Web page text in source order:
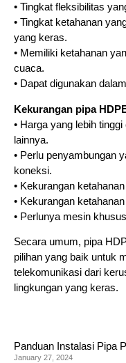
• Tingkat fleksibilitas
• Tingkat ketahanan
yang keras.
• Memiliki ketahanan
cuaca.
• Dapat digunakan
Kekurangan pipa
• Harga yang lebih
lainnya.
• Perlu penyambungan
koneksi.
• Kekurangan
• Kekurangan
• Perlunya mesin
Secara umum, pipa
pilihan yang baik untuk
telekomunikasi dari
lingkungan yang keras.
Panduan Instalasi Pipa
January 27, 2024